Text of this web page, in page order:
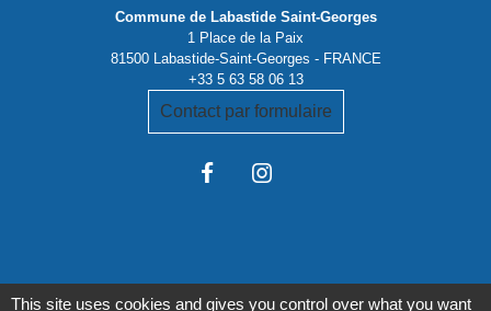
Commune de Labastide Saint-Georges
1 Place de la Paix
81500 Labastide-Saint-Georges - FRANCE
+33 5 63 58 06 13
Contact par formulaire
This site uses cookies and gives you control over what you want